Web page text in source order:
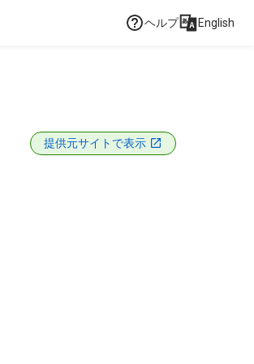
ヘルプ English
提供元サイトで表示